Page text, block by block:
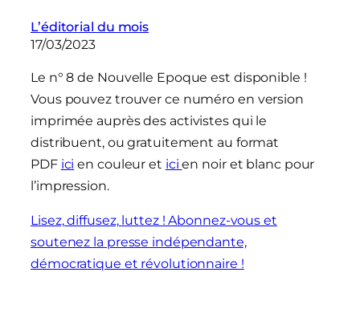
L’éditorial du mois
17/03/2023
Le n° 8 de Nouvelle Epoque est disponible !
Vous pouvez trouver ce numéro en version
imprimée auprès des activistes qui le
distribuent, ou gratuitement au format
PDF ici en couleur et icien noir et blanc pour
l’impression.
Lisez, diffusez, luttez ! Abonnez-vous et
soutenez la presse indépendante,
démocratique et révolutionnaire !